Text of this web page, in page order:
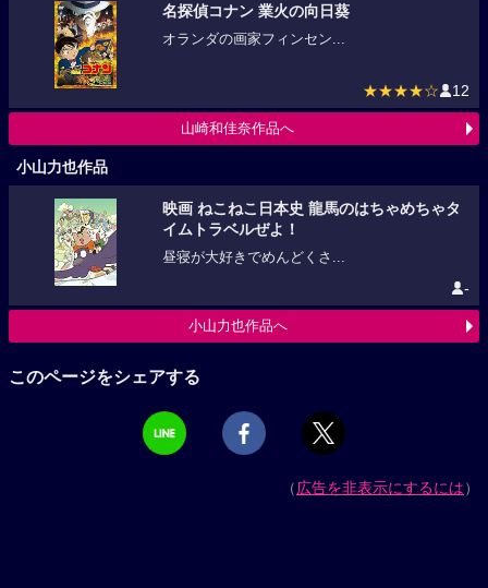
名探偵コナン 業火の向日葵
オランダの画家フィンセン...
★★★★☆ 12
山崎和佳奈作品へ
小山力也作品
映画 ねこねこ日本史 龍馬のはちゃめちゃタ
イムトラベルぜよ！
昼寝が大好きでめんどくさ...
-
小山力也作品へ
このページをシェアする
（広告を非表示にするには）